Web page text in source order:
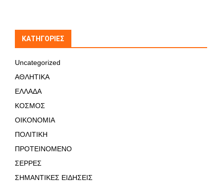
KΑΤΗΓΟΡΊΕΣ
Uncategorized
ΑΘΛΗΤΙΚΑ
ΕΛΛΑΔΑ
ΚΟΣΜΟΣ
ΟΙΚΟΝΟΜΙΑ
ΠΟΛΙΤΙΚΗ
ΠΡΟΤΕΙΝΟΜΕΝΟ
ΣΕΡΡΕΣ
ΣΗΜΑΝΤΙΚΕΣ ΕΙΔΗΣΕΙΣ